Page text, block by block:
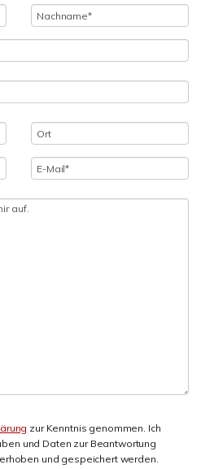
zur Kenntnis genommen. Ich
und Daten zur Beantwortung
und gespeichert werden.